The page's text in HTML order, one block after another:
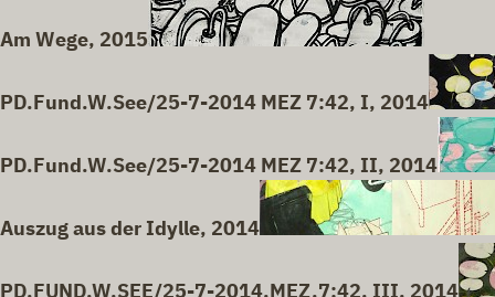
Am Wege, 2015
PD.Fund.W.See/25-7-2014 MEZ 7:42, I, 2014
PD.Fund.W.See/25-7-2014 MEZ 7:42, II, 2014
Auszug aus der Idylle, 2014
PD.FUND.W.SEE/25-7-2014.MEZ.7:42, III, 2014